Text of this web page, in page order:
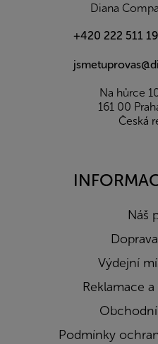
Diana
+420 222 511
Na hůrce
161 00
Česká
Náš
Výdejní
Reklamace
Podmínky